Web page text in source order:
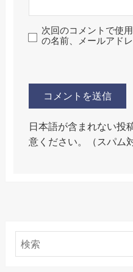
次回のコメントで使
の名前、メールアド
日本語が含まれない投
意ください。（スパム